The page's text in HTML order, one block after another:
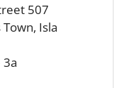
507
Isla
3a